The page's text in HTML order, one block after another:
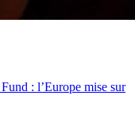
: l’Europe mise sur